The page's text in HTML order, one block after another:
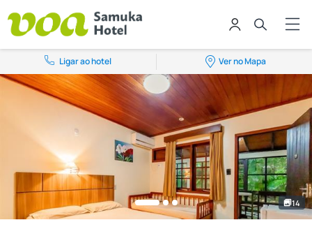
Ligar ao hotel Ver no Mapa
14